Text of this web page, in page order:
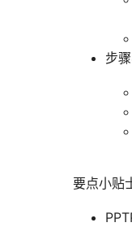
步
要点小贴